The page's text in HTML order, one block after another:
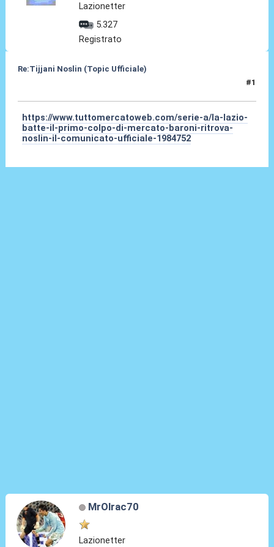
Lazionetter
5.327
Registrato
Re:Tijjani Noslin (Topic Ufficiale)
#1
https://www.tuttomercatoweb.com/serie-a/la-lazio-
batte-il-primo-colpo-di-mercato-baroni-ritrova-
noslin-il-comunicato-ufficiale-1984752
MrOlrac70
Lazionetter